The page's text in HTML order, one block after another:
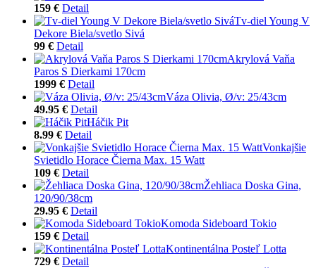
159 € Detail
Tv-diel Young V
Dekore Biela/svetlo Sivá
99 € Detail
Akrylová Vaňa
Paros S Dierkami 170cm
1999 € Detail
Váza Olivia, Ø/v: 25/43cm
49.95 € Detail
Háčik Pit
8.99 € Detail
Vonkajšie
Svietidlo Horace Čierna Max. 15 Watt
109 € Detail
Žehliaca Doska Gina,
120/90/38cm
29.95 € Detail
Komoda Sideboard Tokio
159 € Detail
Kontinentálna Posteľ Lotta
729 € Detail